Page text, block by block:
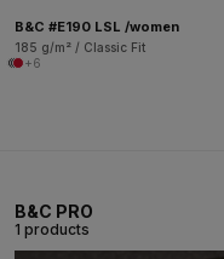
B&C #E190 LSL /women
185 g/m² / Classic Fit
+6
B&C PRO
1 products